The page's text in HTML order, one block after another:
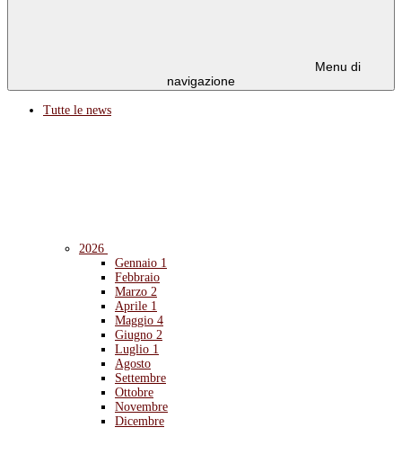
Menu di
navigazione
Tutte le news
2026
Gennaio 1
Febbraio
Marzo 2
Aprile 1
Maggio 4
Giugno 2
Luglio 1
Agosto
Settembre
Ottobre
Novembre
Dicembre